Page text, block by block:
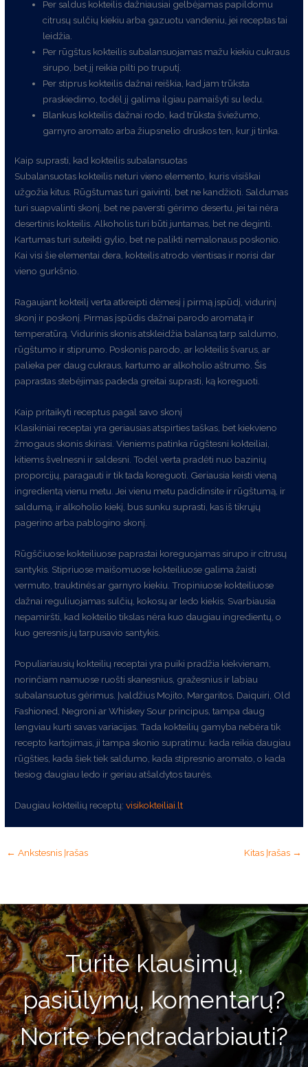
Per saldus kokteilis dažniausiai gelbėjamas papildomu
citrusų sulčių kiekiu arba gazuotu vandeniu, jei receptas tai
leidžia.
Per rūgštus kokteilis subalansuojamas mažu kiekiu cukraus
sirupo, bet jį reikia pilti po truputį.
Per stiprus kokteilis dažnai reiškia, kad jam trūksta
praskiedimo, todėl jį galima ilgiau pamaišyti su ledu.
Blankus kokteilis dažnai rodo, kad trūksta šviežumo,
garnyro aromato arba žiupsnelio druskos ten, kur ji tinka.
Kaip suprasti, kad kokteilis subalansuotas
Subalansuotas kokteilis neturi vieno elemento, kuris visiškai
užgožia kitus. Rūgštumas turi gaivinti, bet ne kandžioti. Saldumas
turi suapvalinti skonį, bet ne paversti gėrimo desertu, jei tai nėra
desertinis kokteilis. Alkoholis turi būti juntamas, bet ne deginti.
Kartumas turi suteikti gylio, bet ne palikti nemalonaus poskonio.
Kai visi šie elementai dera, kokteilis atrodo vientisas ir norisi dar
vieno gurkšnio.
Ragaujant kokteilį verta atkreipti dėmesį į pirmą įspūdį, vidurinį
skonį ir poskonį. Pirmas įspūdis dažnai parodo aromatą ir
temperatūrą. Vidurinis skonis atskleidžia balansą tarp saldumo,
rūgštumo ir stiprumo. Poskonis parodo, ar kokteilis švarus, ar
palieka per daug cukraus, kartumo ar alkoholio aštrumo. Šis
paprastas stebėjimas padeda greitai suprasti, ką koreguoti.
Kaip pritaikyti receptus pagal savo skonį
Klasikiniai receptai yra geriausias atspirties taškas, bet kiekvieno
žmogaus skonis skiriasi. Vieniems patinka rūgštesni kokteiliai,
kitiems švelnesni ir saldesni. Todėl verta pradėti nuo bazinių
proporcijų, paragauti ir tik tada koreguoti. Geriausia keisti vieną
ingredientą vienu metu. Jei vienu metu padidinsite ir rūgštumą, ir
saldumą, ir alkoholio kiekį, bus sunku suprasti, kas iš tikrųjų
pagerino arba pablogino skonį.
Rūgščiuose kokteiliuose paprastai koreguojamas sirupo ir citrusų
santykis. Stipriuose maišomuose kokteiliuose galima žaisti
vermuto, trauktinės ar garnyro kiekiu. Tropiniuose kokteiliuose
dažnai reguliuojamas sulčių, kokosų ar ledo kiekis. Svarbiausia
nepamiršti, kad kokteilio tikslas nėra kuo daugiau ingredientų, o
kuo geresnis jų tarpusavio santykis.
Populiariausių kokteilių receptai yra puiki pradžia kiekvienam,
norinčiam namuose ruošti skanesnius, gražesnius ir labiau
subalansuotus gėrimus. Įvaldžius Mojito, Margaritos, Daiquiri, Old
Fashioned, Negroni ar Whiskey Sour principus, tampa daug
lengviau kurti savas variacijas. Tada kokteilių gamyba nebėra tik
recepto kartojimas, ji tampa skonio supratimu: kada reikia daugiau
rūgšties, kada šiek tiek saldumo, kada stipresnio aromato, o kada
tiesiog daugiau ledo ir geriau atšaldytos taurės.
Daugiau kokteilių receptų:visikokteiliai.lt
← Ankstesnis Įrašas Kitas Įrašas →
Turite klausimų,
pasiūlymų, komentarų?
Norite bendradarbiauti?